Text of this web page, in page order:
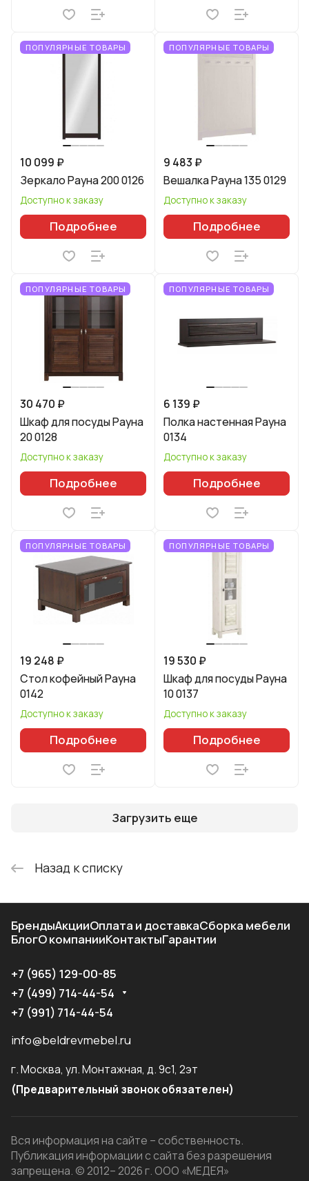
ПОПУЛЯРНЫЕ ТОВАРЫ
10 099 ₽
Зеркало Рауна 200 0126
Доступно к заказу
Подробнее
ПОПУЛЯРНЫЕ ТОВАРЫ
9 483 ₽
Вешалка Рауна 135 0129
Доступно к заказу
Подробнее
ПОПУЛЯРНЫЕ ТОВАРЫ
30 470 ₽
Шкаф для посуды Рауна
20 0128
Доступно к заказу
Подробнее
ПОПУЛЯРНЫЕ ТОВАРЫ
6 139 ₽
Полка настенная Рауна
0134
Доступно к заказу
Подробнее
ПОПУЛЯРНЫЕ ТОВАРЫ
19 248 ₽
Стол кофейный Рауна
0142
Доступно к заказу
Подробнее
ПОПУЛЯРНЫЕ ТОВАРЫ
19 530 ₽
Шкаф для посуды Рауна
10 0137
Доступно к заказу
Подробнее
Загрузить еще
Назад к списку
БрендыАкцииОплата и доставкаСборка мебели
БлогО компанииКонтактыГарантии
+7 (965) 129-00-85
+7 (499) 714-44-54
+7 (991) 714-44-54
info@beldrevmebel.ru
г. Москва, ул. Монтажная, д. 9с1, 2эт
(Предварительный звонок обязателен)
Вся информация на сайте – собственность.
Публикация информации с сайта без разрешения
запрещена. © 2012– 2026 г. ООО «МЕДЕЯ»